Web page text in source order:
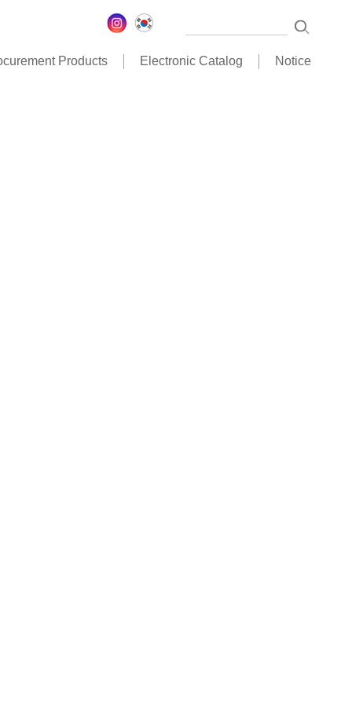
Products Electronic Catalog Notice